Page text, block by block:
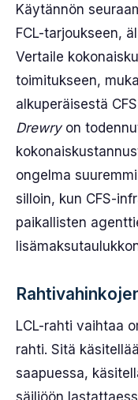
Käytännön
FCL-tarjoukseen,
Vertaile
toimitukseen,
alkuperäisestä
Drewryon
ongelma
silloin, kun CFS-
paikallisten
LCL-rahti vaihtaa
rahti. Sitä
saapuessa,
säiliöön